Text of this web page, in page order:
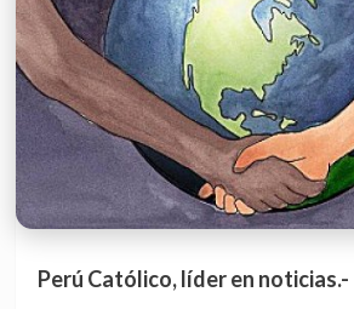
Perú Católico, líder en noticias.-